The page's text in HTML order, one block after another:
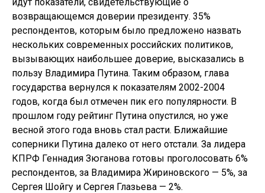
возвращающемся доверии президенту. 35%
респондентов, которым было предложено назвать
нескольких современных российских политиков,
вызывающих наибольшее доверие, высказались в
пользу Владимира Путина. Таким образом, глава
государства вернулся к показателям 2002-2004
годов, когда был отмечен пик его популярности. В
прошлом году рейтинг Путина опустился, но уже
весной этого года вновь стал расти. Ближайшие
соперники Путина далеко от него отстали. За лидера
КПРФ Геннадия Зюганова готовы проголосовать 6%
респондентов, за Владимира Жириновского — 5%, за
Сергея Шойгу и Сергея Глазьева — 2%.